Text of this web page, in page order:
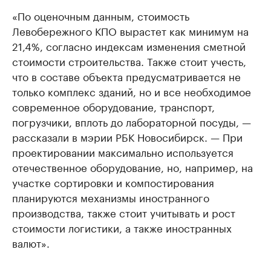
«По оценочным данным, стоимость
Левобережного КПО вырастет как минимум на
21,4%, согласно индексам изменения сметной
стоимости строительства. Также стоит учесть,
что в составе объекта предусматривается не
только комплекс зданий, но и все необходимое
современное оборудование, транспорт,
погрузчики, вплоть до лабораторной посуды, —
рассказали в мэрии РБК Новосибирск. — При
проектировании максимально используется
отечественное оборудование, но, например, на
участке сортировки и компостирования
планируются механизмы иностранного
производства, также стоит учитывать и рост
стоимости логистики, а также иностранных
валют».